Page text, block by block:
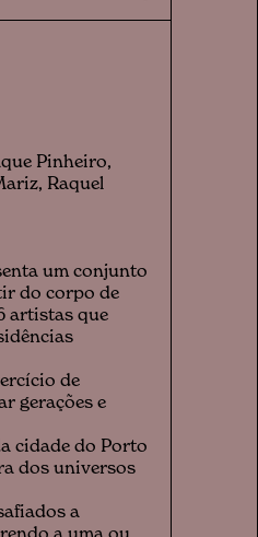
Pinheiro,
Raquel
um conjunto
do corpo de
artistas que
de
gerações e
cidade do Porto
dos universos
a